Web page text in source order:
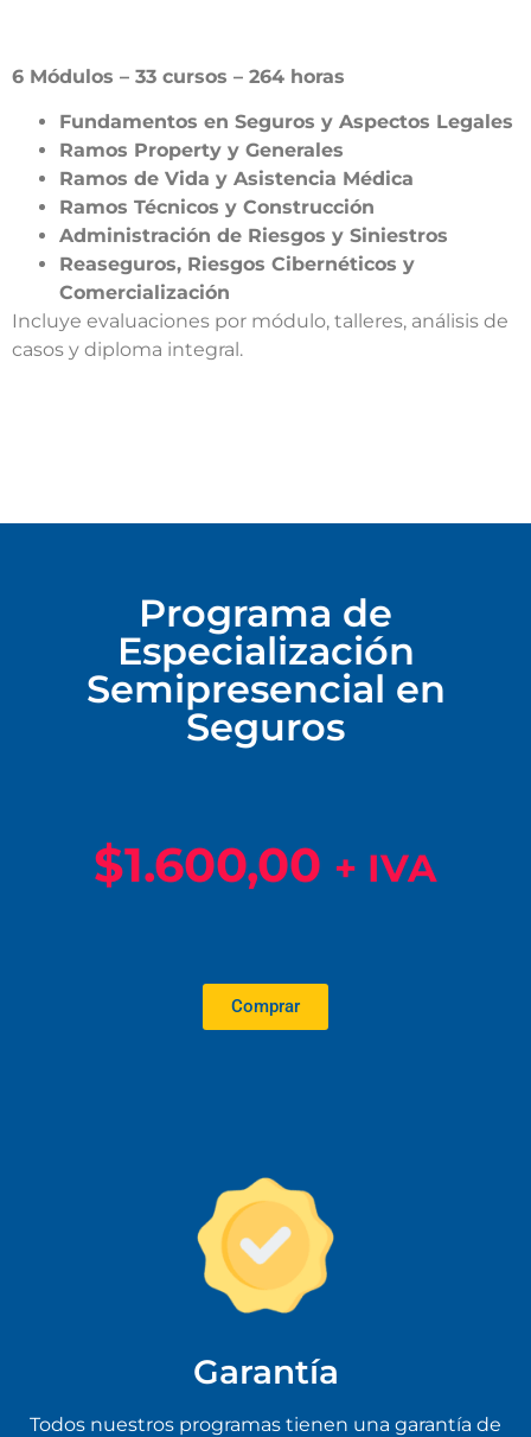
6 Módulos – 33 cursos – 264 horas
Fundamentos en Seguros y Aspectos Legales
Ramos Property y Generales
Ramos de Vida y Asistencia Médica
Ramos Técnicos y Construcción
Administración de Riesgos y Siniestros
Reaseguros, Riesgos Cibernéticos y
Comercialización
Incluye evaluaciones por módulo, talleres, análisis de
casos y diploma integral.
Programa de
Especialización
Semipresencial en
Seguros
$1.600,00 + IVA
Comprar
Garantía
Todos nuestros programas tienen una garantía de